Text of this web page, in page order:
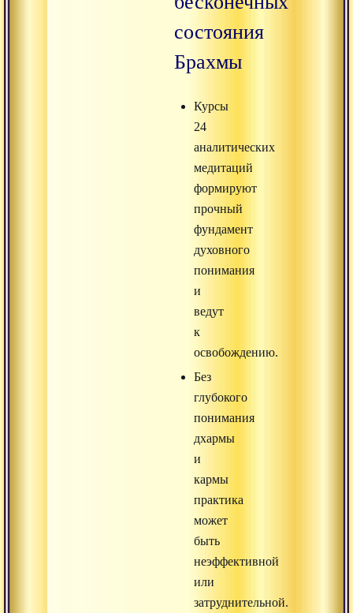
состояния
Брахмы
Курсы
24
аналитических
медитаций
формируют
прочный
фундамент
духовного
понимания
и
ведут
к
освобождению.
Без
глубокого
понимания
дхармы
и
кармы
практика
может
быть
неэффективной
или
затруднительной.